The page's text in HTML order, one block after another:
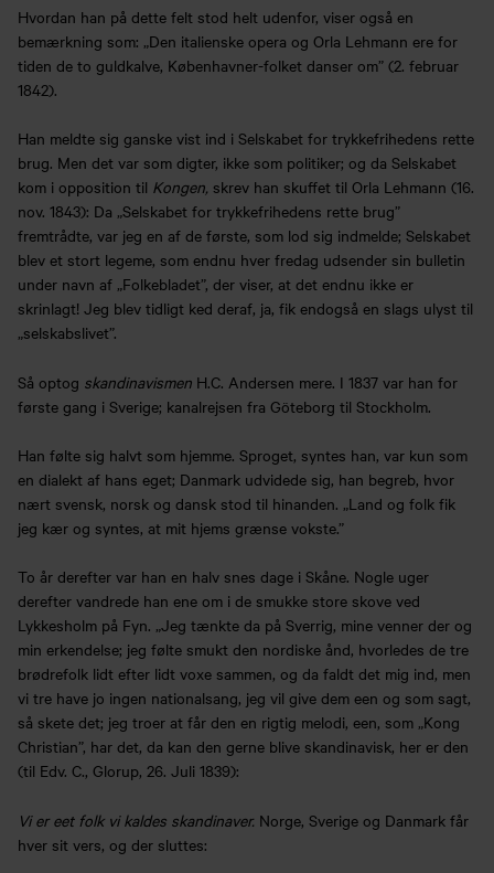
Hvordan han på dette felt stod helt udenfor, viser også en
bemærkning som: „Den italienske opera og Orla Lehmann ere for
tiden de to guldkalve, Københavner-folket danser om” (2. februar
1842).
Han meldte sig ganske vist ind i Selskabet for trykkefrihedens rette
brug. Men det var som digter, ikke som politiker; og da Selskabet
kom i opposition til Kongen, skrev han skuffet til Orla Lehmann (16.
nov. 1843): Da „Selskabet for trykkefrihedens rette brug”
fremtrådte, var jeg en af de første, som lod sig indmelde; Selskabet
blev et stort legeme, som endnu hver fredag udsender sin bulletin
under navn af „Folkebladet”, der viser, at det endnu ikke er
skrinlagt! Jeg blev tidligt ked deraf, ja, fik endogså en slags ulyst til
„selskabslivet”.
Så optog skandinavismen H.C. Andersen mere. I 1837 var han for
første gang i Sverige; kanalrejsen fra Göteborg til Stockholm.
Han følte sig halvt som hjemme. Sproget, syntes han, var kun som
en dialekt af hans eget; Danmark udvidede sig, han begreb, hvor
nært svensk, norsk og dansk stod til hinanden. „Land og folk fik
jeg kær og syntes, at mit hjems grænse vokste.”
To år derefter var han en halv snes dage i Skåne. Nogle uger
derefter vandrede han ene om i de smukke store skove ved
Lykkesholm på Fyn. „Jeg tænkte da på Sverrig, mine venner der og
min erkendelse; jeg følte smukt den nordiske ånd, hvorledes de tre
brødrefolk lidt efter lidt voxe sammen, og da faldt det mig ind, men
vi tre have jo ingen nationalsang, jeg vil give dem een og som sagt,
så skete det; jeg troer at får den en rigtig melodi, een, som „Kong
Christian”, har det, da kan den gerne blive skandinavisk, her er den
(til Edv. C., Glorup, 26. Juli 1839):
Vi er eet folk vi kaldes skandinaver. Norge, Sverige og Danmark får
hver sit vers, og der sluttes: